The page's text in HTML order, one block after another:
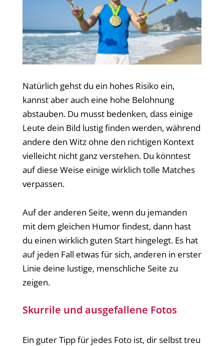
Natürlich gehst du ein hohes Risiko ein,
kannst aber auch eine hohe Belohnung
abstauben. Du musst bedenken, dass einige
Leute dein Bild lustig finden werden, während
andere den Witz ohne den richtigen Kontext
vielleicht nicht ganz verstehen. Du könntest
auf diese Weise einige wirklich tolle Matches
verpassen.
Auf der anderen Seite, wenn du jemanden
mit dem gleichen Humor findest, dann hast
du einen wirklich guten Start hingelegt. Es hat
auf jeden Fall etwas für sich, anderen in erster
Linie deine lustige, menschliche Seite zu
zeigen.
Skurrile und ausgefallene Fotos
Ein guter Tipp für jedes Foto ist, dir selbst treu